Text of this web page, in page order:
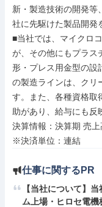
新・製造技術の開発等
社に先駆けた製品開発
■当社では、マイクロ
が、その他にもプラス
形・プレス用金型の設
の製造ラインは、クリ
す。また、各種資格取
助があり、給与にも反
決算情報：決算期 売
※決済単位：連結
仕事に関するPR
【当社について】
ム上場・ヒロセ電